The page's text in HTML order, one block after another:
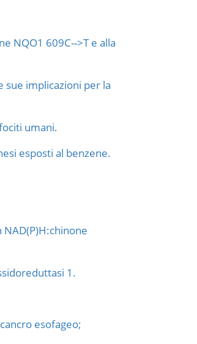
NQO1 609C-->T e alla
sue implicazioni per la
umani.
esposti al benzene.
1.
esofageo;